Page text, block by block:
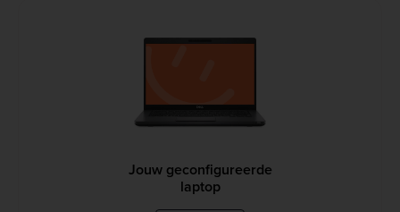
Jouw geconfigureerde
laptop